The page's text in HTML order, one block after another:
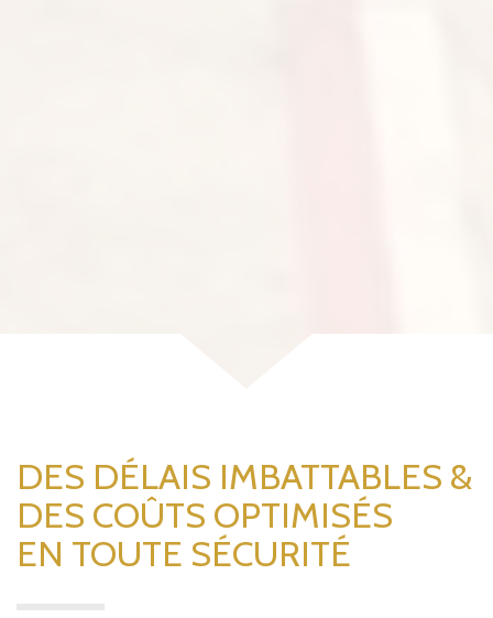
DES DÉLAIS IMBATTABLES &
DES COÛTS OPTIMISÉS
EN TOUTE SÉCURITÉ